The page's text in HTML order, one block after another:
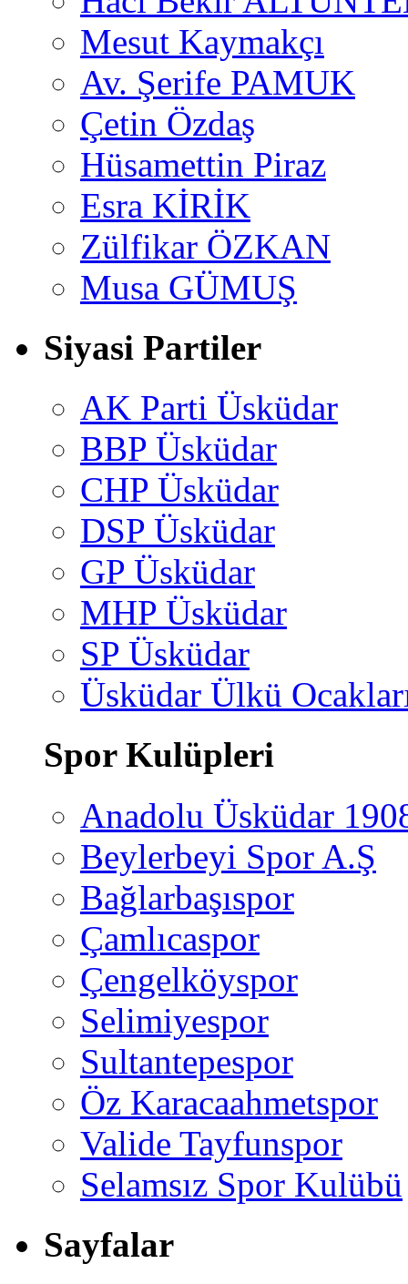
Mesut Kaymakçı
Av. Şerife PAMUK
Çetin Özdaş
Hüsamettin Piraz
Esra KİRİK
Zülfikar ÖZKAN
Musa GÜMUŞ
Siyasi Partiler
AK Parti Üsküdar
BBP Üsküdar
CHP Üsküdar
DSP Üsküdar
GP Üsküdar
MHP Üsküdar
SP Üsküdar
Üsküdar Ülkü
Spor Kulüpleri
Anadolu Üsküdar
Beylerbeyi Spor A.Ş
Bağlarbaşıspor
Çamlıcaspor
Çengelköyspor
Selimiyespor
Sultantepespor
Öz Karacaahmetspor
Valide Tayfunspor
Selamsız Spor Kulübü
Sayfalar